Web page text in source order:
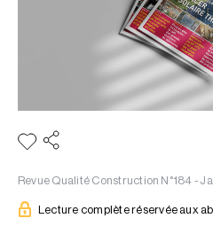
Revue Qualité Construction N°184 -
Lecture complète réservée aux